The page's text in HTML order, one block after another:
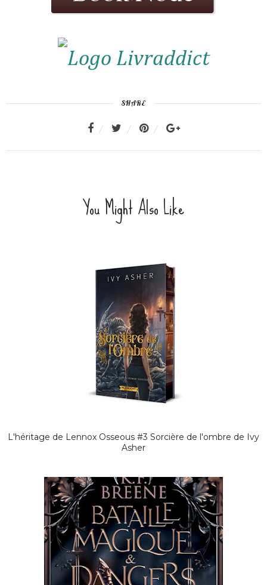
SHARE
You Might Also Like
L'héritage de Lennox Osseous #3 Sorcière de l'ombre de Ivy
Asher